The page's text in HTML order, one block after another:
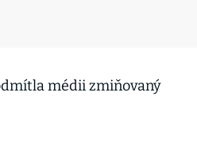
médii zmiňovaný